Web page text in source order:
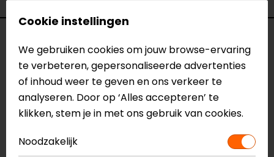
Specificaties
Naam
Kentekenplaathouder Naked
Triumph Street Twin
Model
TT9104-16
Merk
Barracuda
Kleur
Cookie instellingen
We gebruiken cookies om jouw browse-ervaring
te verbeteren, gepersonaliseerde advertenties
of inhoud weer te geven en ons verkeer te
analyseren. Door op ‘Alles accepteren’ te
klikken, stem je in met ons gebruik van cookies.
Noodzakelijk